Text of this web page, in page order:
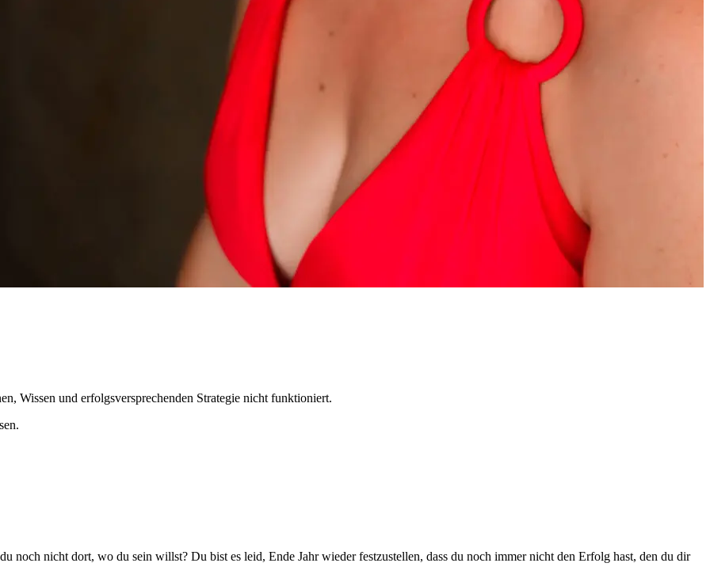
Wissen und erfolgsversprechenden Strategie nicht funktioniert.
noch nicht dort, wo du sein willst? Du bist es leid, Ende Jahr wieder festzustellen, dass du noch immer nicht den Erfolg hast, den du dir